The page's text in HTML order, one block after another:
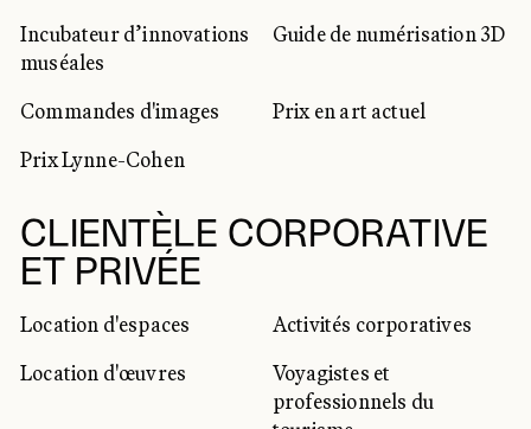
Incubateur d’innovations
muséales
Guide de numérisation 3D
Commandes d'images
Prix en art actuel
Prix Lynne-Cohen
CLIENTÈLE CORPORATIVE
ET PRIVÉE
Location d'espaces
Activités corporatives
Location d'œuvres
Voyagistes et
professionnels du